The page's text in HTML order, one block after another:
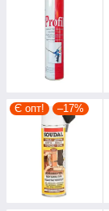
Є опт! –17%